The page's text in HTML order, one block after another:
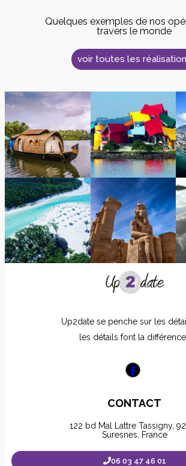
Quelques exemples de nos
travers le monde
voir toutes les
Up2date se penche sur les
les détails font la
CONTACT
122 bd Mal Lattre Tassigny,
Suresnes, France
06 03 47 46 01